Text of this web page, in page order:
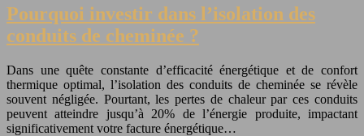
Pourquoi investir dans l’isolation des
conduits de cheminée ?
Dans une quête constante d’efficacité énergétique et de confort
thermique optimal, l’isolation des conduits de cheminée se révèle
souvent négligée. Pourtant, les pertes de chaleur par ces conduits
peuvent atteindre jusqu’à 20% de l’énergie produite, impactant
significativement votre facture énergétique…